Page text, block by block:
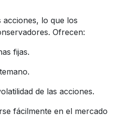
acciones, lo que los
Ofrecen:
fijas.
de las acciones.
fácilmente en el mercado